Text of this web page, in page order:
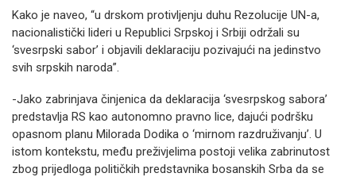
Kako je naveo, “u drskom protivljenju duhu Rezolucije UN-a,
nacionalistički lideri u Republici Srpskoj i Srbiji održali su
‘svesrpski sabor’ i objavili deklaraciju pozivajući na jedinstvo
svih srpskih naroda”.
-Jako zabrinjava činjenica da deklaracija ‘svesrpskog sabora’
predstavlja RS kao autonomno pravno lice, dajući podršku
opasnom planu Milorada Dodika o ‘mirnom razdruživanju’. U
istom kontekstu, među preživjelima postoji velika zabrinutost
zbog prijedloga političkih predstavnika bosanskih Srba da se